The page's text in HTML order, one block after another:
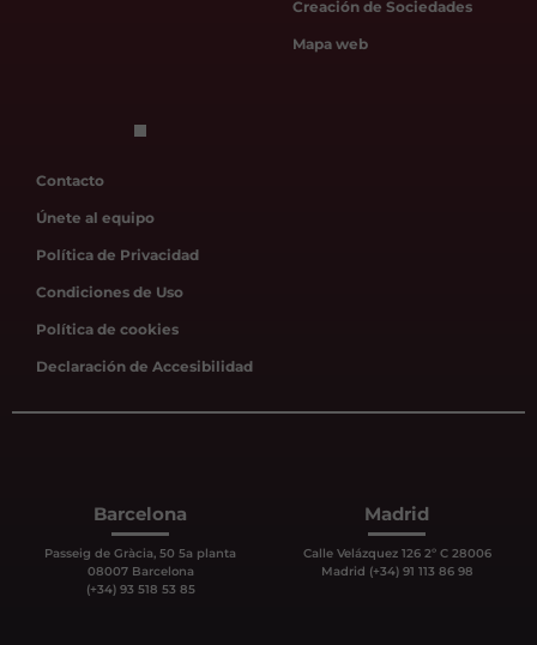
Creación de Sociedades
Mapa web
Contacto
Únete al equipo
Política de Privacidad
Condiciones de Uso
Política de cookies
Declaración de Accesibilidad
Barcelona
Passeig de Gràcia, 50 5a planta
08007 Barcelona
(+34) 93 518 53 85
Madrid
Calle Velázquez 126 2º C 28006
Madrid (+34) 91 113 86 98